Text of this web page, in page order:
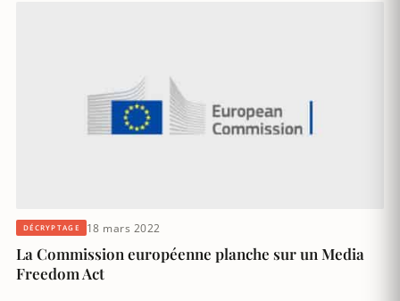
DÉCRYPTAGE 18 mars 2022
La Commission européenne planche sur un Media
Freedom Act